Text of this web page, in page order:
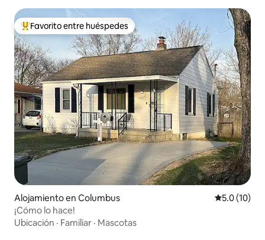
Favorito entre huéspedes preferido
Favorito entre huéspedes
Alojamiento en Columbus Calificación
5.0 (10)
¡Cómo lo hace!
Ubicación · Familiar · Mascotas